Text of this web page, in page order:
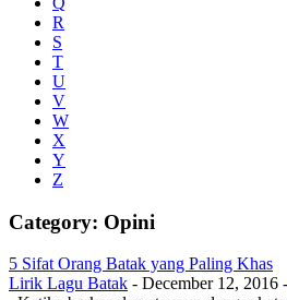
R
S
T
U
V
W
X
Y
Z
Category: Opini
5 Sifat Orang Batak yang Paling Khas
Lirik Lagu Batak - December 12, 2016 -